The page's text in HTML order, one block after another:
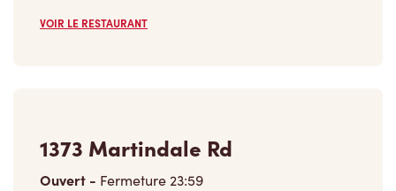
VOIR LE RESTAURANT
1373 Martindale Rd
Ouvert - Fermeture23:59